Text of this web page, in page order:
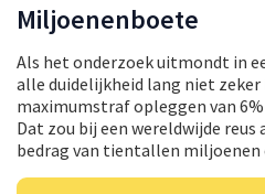
Miljoenenboete
Als het onderzoek uitmondt in
alle duidelijkheid lang niet zeker
maximumstraf opleggen van
Dat zou bij een wereldwijde reus
bedrag van tientallen miljoenen